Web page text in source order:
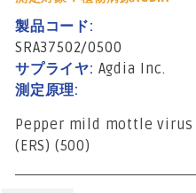
代理店一覧
製品検索
見積発行
製品コード:
SRA37502/0500
サプライヤ: Agdia Inc.
測定原理:
Pepper mild mottle virus
(ERS) (500)